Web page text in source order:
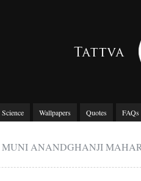
Science Wallpapers Quotes FAQs
MUNI ANANDGHANJI